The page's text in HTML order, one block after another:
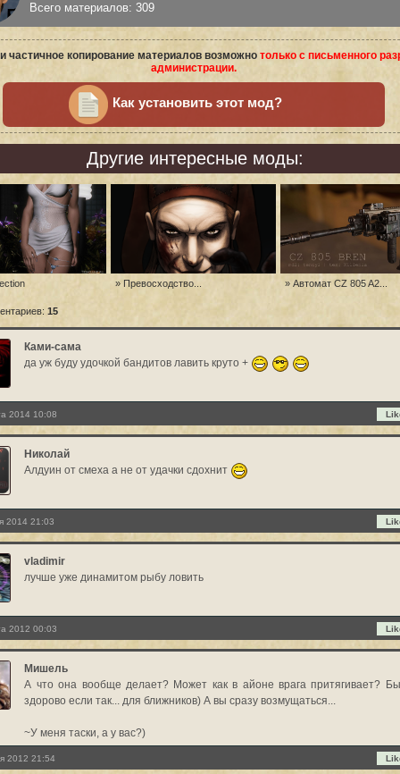
Всего материалов: 309
частичное копирование материалов возможно только с письменного
администрации.
Как установить этот мод?
Другие интересные моды:
» Превосходство... » Автомат CZ 805 A2...
15
Ками-сама
да уж буду удочкой бандитов лавить круто +
2014 10:08
Николай
Алдуин от смеха а не от удачки сдохнит
2014 21:03
vladimir
лучше уже динамитом рыбу ловить
2012 00:03
Мишель
А что она вообще делает? Может как в айоне врага притягивает?
здорово если так... для ближников) А вы сразу возмущаться...
~У меня таски, а у вас?)
2012 21:54